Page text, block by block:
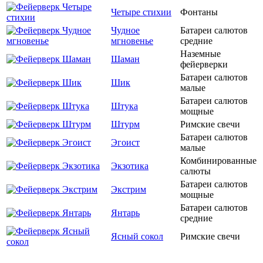
Четыре стихии
Фонтаны
Чудное
мгновенье
Батареи салютов
средние
Шаман
Наземные
фейерверки
Шик
Батареи салютов
малые
Штука
Батареи салютов
мощные
Штурм
Римские свечи
Эгоист
Батареи салютов
малые
Экзотика
Комбинированные
салюты
Экстрим
Батареи салютов
мощные
Янтарь
Батареи салютов
средние
Ясный сокол
Римские свечи